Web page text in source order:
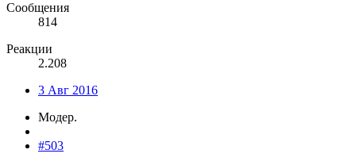
Сообщения
814
Реакции
2.208
3 Авг 2016
Модер.
#503